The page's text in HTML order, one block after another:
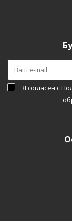
Я согласен с